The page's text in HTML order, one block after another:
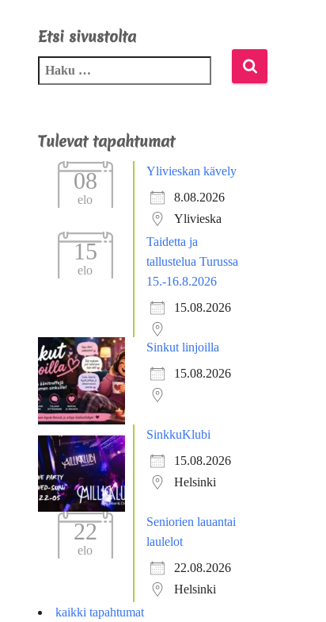
Etsi sivustolta
Tulevat tapahtumat
08
elo
Ylivieskan kävely
8.08.2026
Ylivieska
15
elo
Taidetta ja
tallustelua Turussa
15.-16.8.2026
15.08.2026
Sinkut linjoilla
15.08.2026
SinkkuKlubi
15.08.2026
Helsinki
22
elo
Seniorien lauantai
laulelot
22.08.2026
Helsinki
kaikki tapahtumat